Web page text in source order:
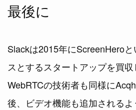
最後に
Slackは2015年にScreenHero
スとするスタートアップを買収
WebRTCの技術者も同様に
後、ビデオ機能も追加される